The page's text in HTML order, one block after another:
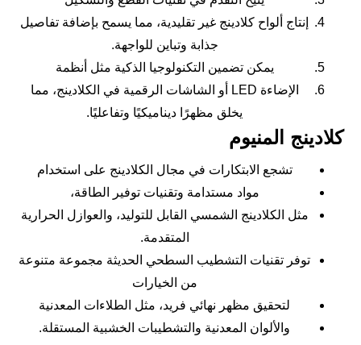
إنتاج ألواح كلادينج غير تقليدية، مما يسمح بإضافة تفاصيل
جذابة وتباين للواجهة.
يمكن تضمين التكنولوجيا الذكية مثل أنظمة
الإضاءة LED أو الشاشات الرقمية في الكلادينج، مما
يخلق مظهرًا ديناميكيًا وتفاعليًا.
كلادينج المنيوم
تشجع الابتكارات في مجال الكلادينج على استخدام
مواد مستدامة وتقنيات توفير الطاقة،
مثل الكلادينج الشمسي القابل للتوليد، والعوازل الحرارية
المتقدمة.
توفر تقنيات التشطيب السطحي الحديثة مجموعة متنوعة
من الخيارات
لتحقيق مظهر نهائي فريد، مثل الطلاءات المعدنية
والألوان المعدنية والتشطيبات الخشبية المستقلة.